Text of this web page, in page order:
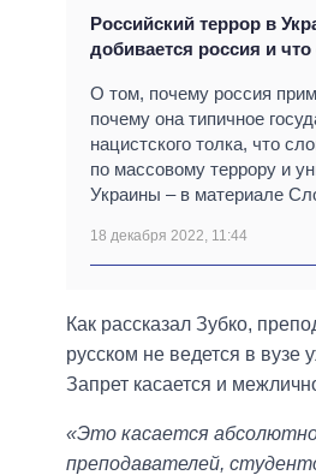
Российский террор в
добивается россия и
О том, почему россия
почему она типичное
нацистского толка, что
по массовому террору и
Украины – в материале
18 декабря 2022, 11:44
Как рассказал Зубко,
русском не ведется в вузе
Запрет касается и
«Это касается абсолютно
преподавателей,